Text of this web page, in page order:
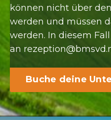
können nicht über
werden und müssen
werden. In diesem
an
Buche deine